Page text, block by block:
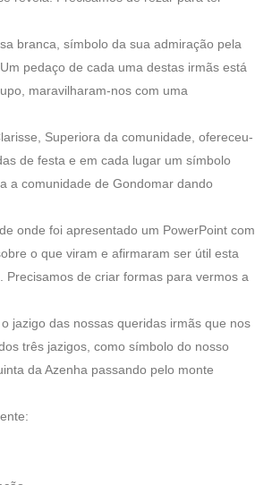
branca, símbolo da sua admiração pela
pedaço de cada uma destas irmãs está
maravilharam-nos com uma
Superiora da comunidade, ofereceu-
de festa e em cada lugar um símbolo
a comunidade de Gondomar dando
onde foi apresentado um PowerPoint com
o que viram e afirmaram ser útil esta
de criar formas para vermos a
jazigo das nossas queridas irmãs que nos
três jazigos, como símbolo do nosso
da Azenha passando pelo monte